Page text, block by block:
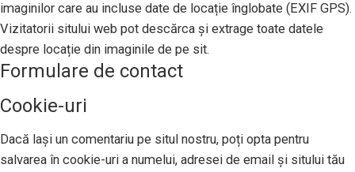
imaginilor care au incluse date de locație înglobate (EXIF GPS).
Vizitatorii sitului web pot descărca și extrage toate datele
despre locație din imaginile de pe sit.
Formulare de contact
Cookie-uri
Dacă lași un comentariu pe situl nostru, poți opta pentru
salvarea în cookie-uri a numelui, adresei de email și sitului tău